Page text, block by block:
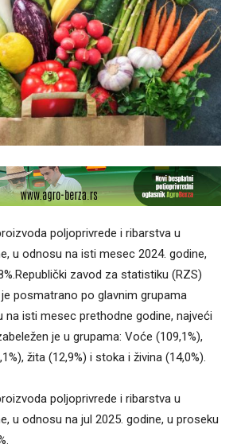
poljoprivrede i ribarstva u
u odnosu na isti mesec 2024. godine,
zavod za statistiku (RZS)
posmatrano po glavnim grupama
na isti mesec prethodne godine, najveći
je u grupama: Voće (109,1%),
žita (12,9%) i stoka i živina (14,0%).
poljoprivrede i ribarstva u
u odnosu na jul 2025. godine, u proseku